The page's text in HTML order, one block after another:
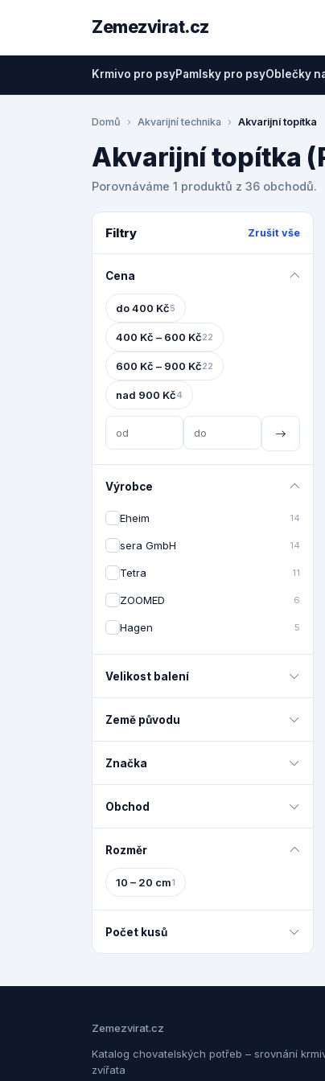
Zemezvirat.cz
Krmivo pro psyPamlsky pro psyOblečky
Domů Akvarijní technika Akvarijní topítka
Akvarijní topítka
Porovnáváme 1 produktů z 36 obchodů.
Filtry Zrušit vše
Cena
do 400 Kč5
400 Kč – 600 Kč22
600 Kč – 900 Kč22
nad 900 Kč4
Výrobce
Eheim 14
sera GmbH 14
Tetra 11
ZOOMED 6
Hagen 5
Velikost balení
Země původu
Značka
Obchod
Rozměr
10 – 20 cm1
Počet kusů
Zemezvirat.cz
Katalog chovatelských potřeb – srovnání
zvířata